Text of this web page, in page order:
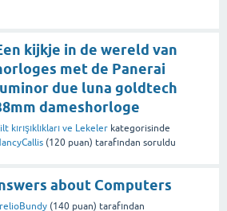
kijkje in de wereld van
met de Panerai
due luna goldtech
dameshorloge
kırışıklıkları ve Lekeler kategorisinde
(120 puan) tarafından soruldu
about Computers
(140 puan) tarafından